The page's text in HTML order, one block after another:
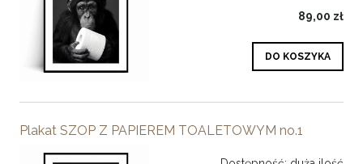
89,00 zł
DO KOSZYKA
Plakat SZOP Z PAPIEREM TOALETOWYM no.1